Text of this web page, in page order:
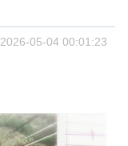
2026-05-04 00:01:23